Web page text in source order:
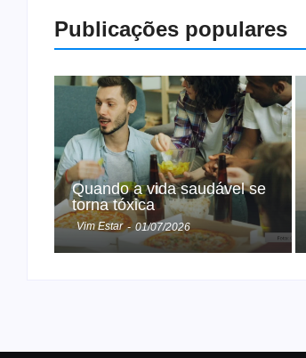
Publicações populares
Quando a vida saudável se
torna tóxica
Vim Estar - 01/07/2026